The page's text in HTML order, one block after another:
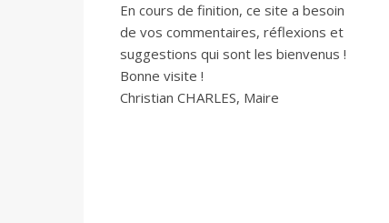
En cours de finition, ce site a besoin
de vos commentaires, réflexions et
suggestions qui sont les bienvenus !
Bonne visite !
Christian CHARLES, Maire